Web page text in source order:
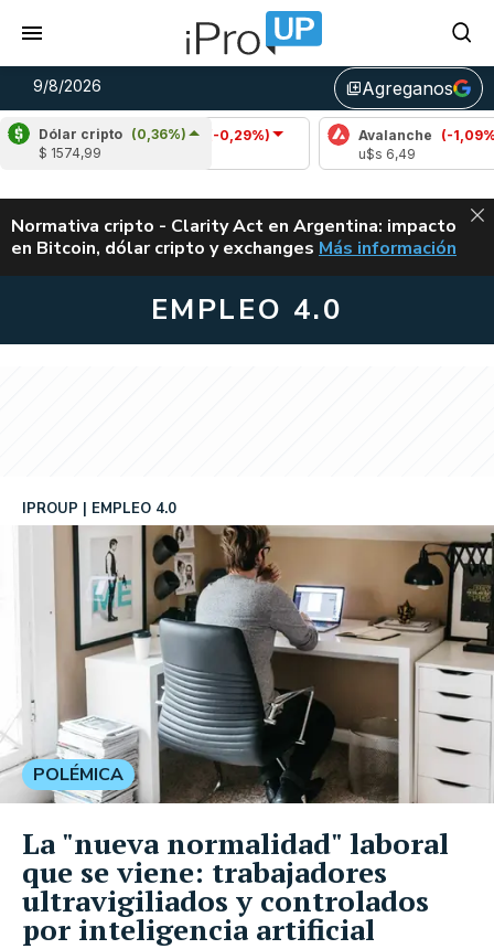
9/8/2026 library_addAgreganos
Dólar cripto (0,36%)
$ 1574,99
Cardano
(-0,29%)
u$s 0,20
Avalanche (-1,09%)
ALERTA
Normativa cripto - Clarity Act en Argentina: impacto
en Bitcoin, dólar cripto y exchanges CLARITY ACT EN
Más información
EMPLEO 4.0
IPROUP EMPLEO 4.0
POLÉMICA
La "nueva normalidad" laboral
que se viene: trabajadores
ultravigiliados y controlados
por inteligencia artificial